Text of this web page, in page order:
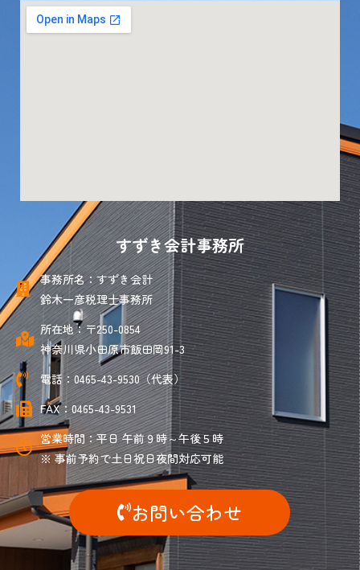
すずき会計事務所
事務所名：すずき会計
鈴木一彦税理士事務所
所在地：〒250-0854
神奈川県小田原市飯田岡91-3
電話：0465-43-9530（代表）
FAX：0465-43-9531
営業時間：平日 午前９時～午後５時
※ 事前予約で土日祝日夜間対応可能
お問い合わせ